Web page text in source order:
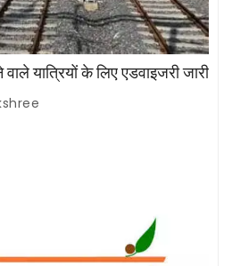
यात्रियों के लिए एडवाइजरी जारी